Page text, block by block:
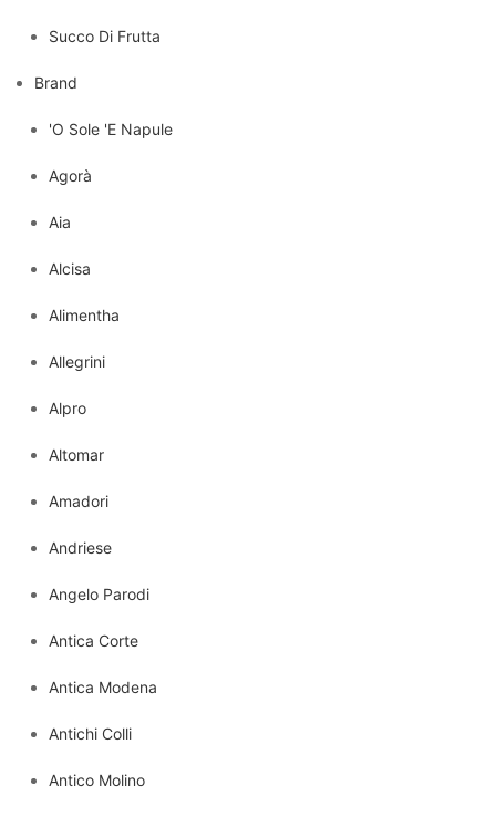
Succo Di Frutta
Brand
'O Sole 'E Napule
Agorà
Aia
Alcisa
Alimentha
Allegrini
Alpro
Altomar
Amadori
Andriese
Angelo Parodi
Antica Corte
Antica Modena
Antichi Colli
Antico Molino